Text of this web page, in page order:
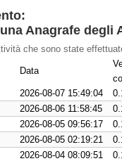
Anagrafe
che sono state
Data
2026-08-07 15:49:04
2026-08-06 11:58:45
2026-08-05 09:56:17
2026-08-05 02:19:21
2026-08-04 08:09:51